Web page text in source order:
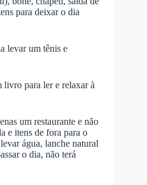
para deixar o dia
levar um tênis e
livro para ler e relaxar à
um restaurante e não
e itens de fora para o
água, lanche natural
o dia, não terá